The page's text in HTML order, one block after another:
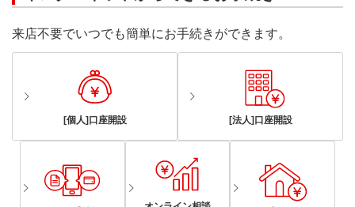
来店不要でいつでも簡単にお手続きができます。
[個人]口座開設 [法人]口座開設